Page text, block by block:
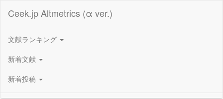
Ceek.jp Altmetrics (α ver.)
文献ランキング
新着文献
新着投稿